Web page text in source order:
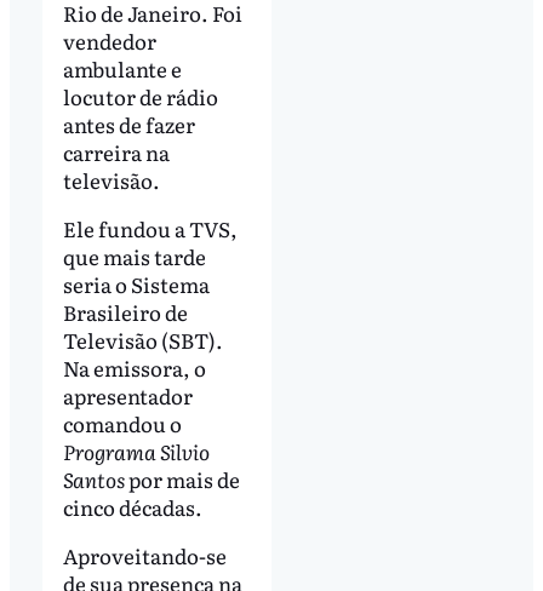
Rio de Janeiro. Foi
vendedor
ambulante e
locutor de rádio
antes de fazer
carreira na
televisão.
Ele fundou a TVS,
que mais tarde
seria o Sistema
Brasileiro de
Televisão (SBT).
Na emissora, o
apresentador
comandou o
Programa Silvio
Santospor mais de
cinco décadas.
Aproveitando-se
de sua presença na